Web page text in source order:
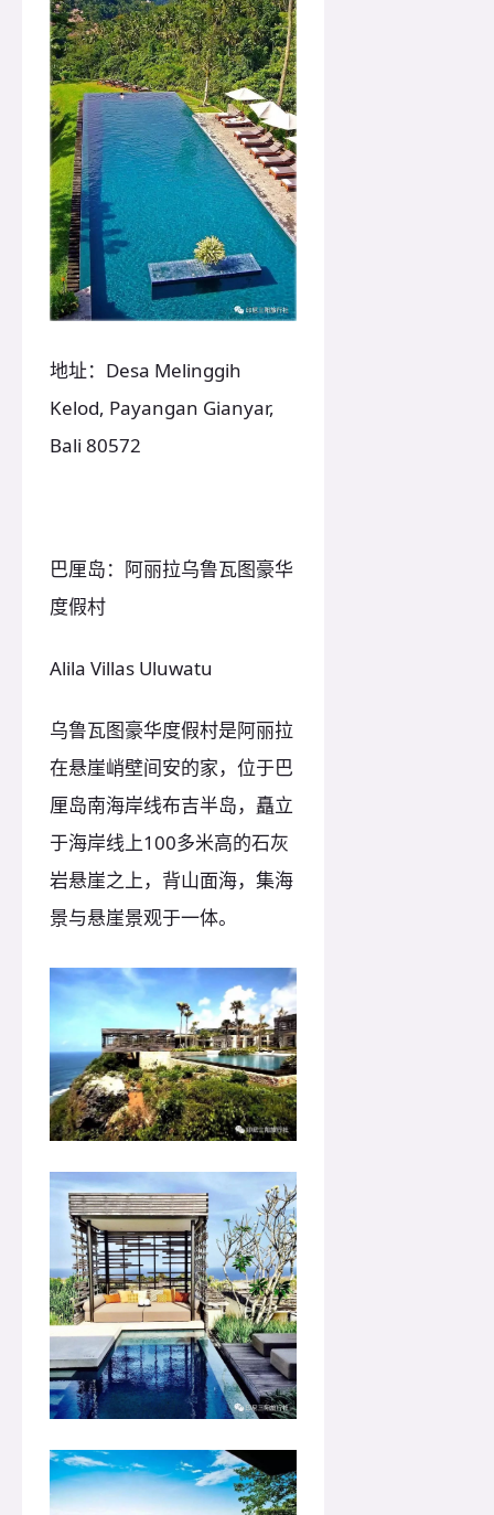
地址：Desa Melinggih
Kelod, Payangan Gianyar,
Bali 80572
巴厘岛：阿丽拉乌鲁瓦图豪华
度假村
Alila Villas Uluwatu
乌鲁瓦图豪华度假村是阿丽拉
在悬崖峭壁间安的家，位于巴
厘岛南海岸线布吉半岛，矗立
于海岸线上100多米高的石灰
岩悬崖之上，背山面海，集海
景与悬崖景观于一体。